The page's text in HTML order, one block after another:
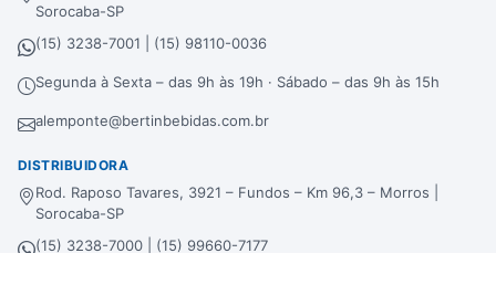
Sorocaba-SP
(15) 3238-7001 | (15) 98110-0036
Segunda à Sexta – das 9h às 19h · Sábado – das 9h às 15h
alemponte@bertinbebidas.com.br
DISTRIBUIDORA
Rod. Raposo Tavares, 3921 – Fundos – Km 96,3 – Morros |
Sorocaba-SP
(15) 3238-7000 | (15) 99660-7177